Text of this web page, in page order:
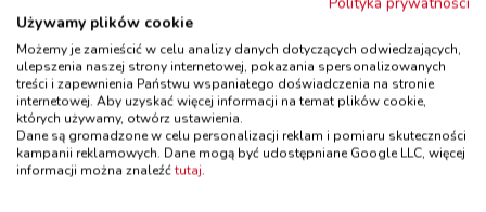
129,00 zł z VAT
Do koszyka
12 sztuk
DostępnośćW magazynie
do 5 dni
29,90 zł z VAT
Do koszyka
Używamy plików cookie
Możemy je zamieścić w celu analizy danych dotyczących odwiedzających,
ulepszenia naszej strony internetowej, pokazania spersonalizowanych
treści i zapewnienia Państwu wspaniałego doświadczenia na stronie
internetowej. Aby uzyskać więcej informacji na temat plików cookie,
których używamy, otwórz ustawienia.
Dane są gromadzone w celu personalizacji reklam i pomiaru skuteczności
kampanii reklamowych. Dane mogą być udostępniane Google LLC, więcej
informacji można znaleźćtutaj.